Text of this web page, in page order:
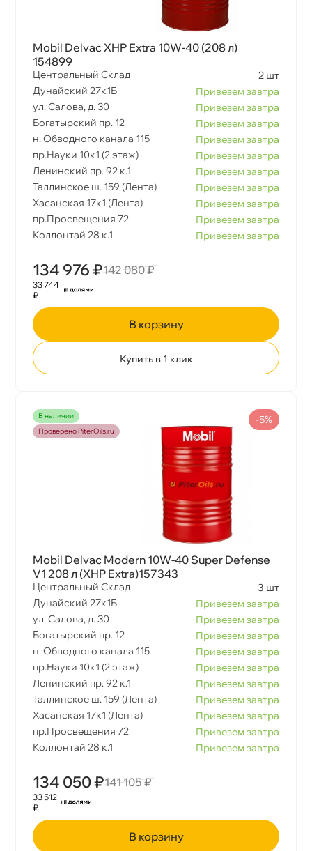
Mobil Delvac XHP Extra 10W-40 (208 л)
154899
Центральный Склад
2 шт
Дунайский 27к1Б
Привезем завтра
ул. Салова, д. 30
Привезем завтра
Богатырский пр. 12
Привезем завтра
н. Обводного канала 115
Привезем завтра
пр.Науки 10к1 (2 этаж)
Привезем завтра
Ленинский пр. 92 к.1
Привезем завтра
Таллинское ш. 159 (Лента)
Привезем завтра
Хасанская 17к1 (Лента)
Привезем завтра
пр.Просвещения 72
Привезем завтра
Коллонтай 28 к.1
Привезем завтра
134 976 ₽142 080 ₽
33 744
₽
корзину
Купить в 1 клик
наличии
Проверено PiterOils.ru
Mobil Delvac Modern 10W-40 Super Defense
V1 208 л (XHP Extra)157343
Центральный Склад
3 шт
Дунайский 27к1Б
Привезем завтра
ул. Салова, д. 30
Привезем завтра
Богатырский пр. 12
Привезем завтра
н. Обводного канала 115
Привезем завтра
пр.Науки 10к1 (2 этаж)
Привезем завтра
Ленинский пр. 92 к.1
Привезем завтра
Таллинское ш. 159 (Лента)
Привезем завтра
Хасанская 17к1 (Лента)
Привезем завтра
пр.Просвещения 72
Привезем завтра
Коллонтай 28 к.1
Привезем завтра
134 050 ₽141 105 ₽
-5%
33 512
₽
корзину